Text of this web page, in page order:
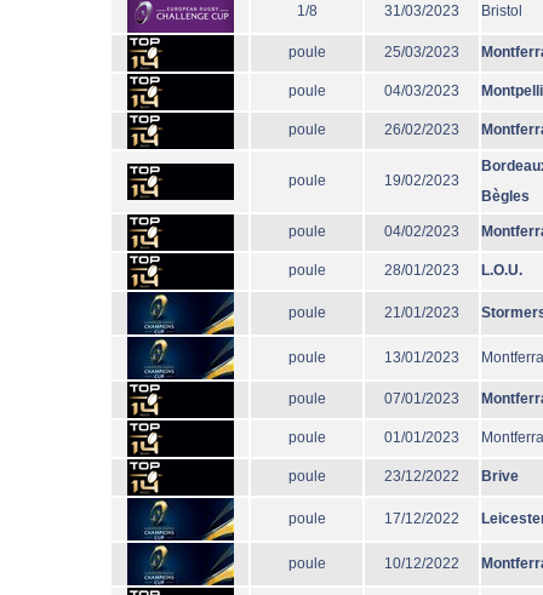
1/8 31/03/2023 Bristol
poule 25/03/2023
poule 04/03/2023
poule 26/02/2023
poule 19/02/2023
Bègles
poule 04/02/2023
poule 28/01/2023 L.O.U.
poule 21/01/2023
poule 13/01/2023
poule 07/01/2023
poule 01/01/2023
poule 23/12/2022 Brive
poule 17/12/2022
poule 10/12/2022